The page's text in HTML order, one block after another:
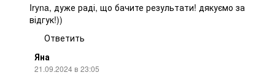
Iryna, дуже раді, що бачите результати! дякуємо за
відгук!))
Ответить
Яна
21.09.2024 в 23:05